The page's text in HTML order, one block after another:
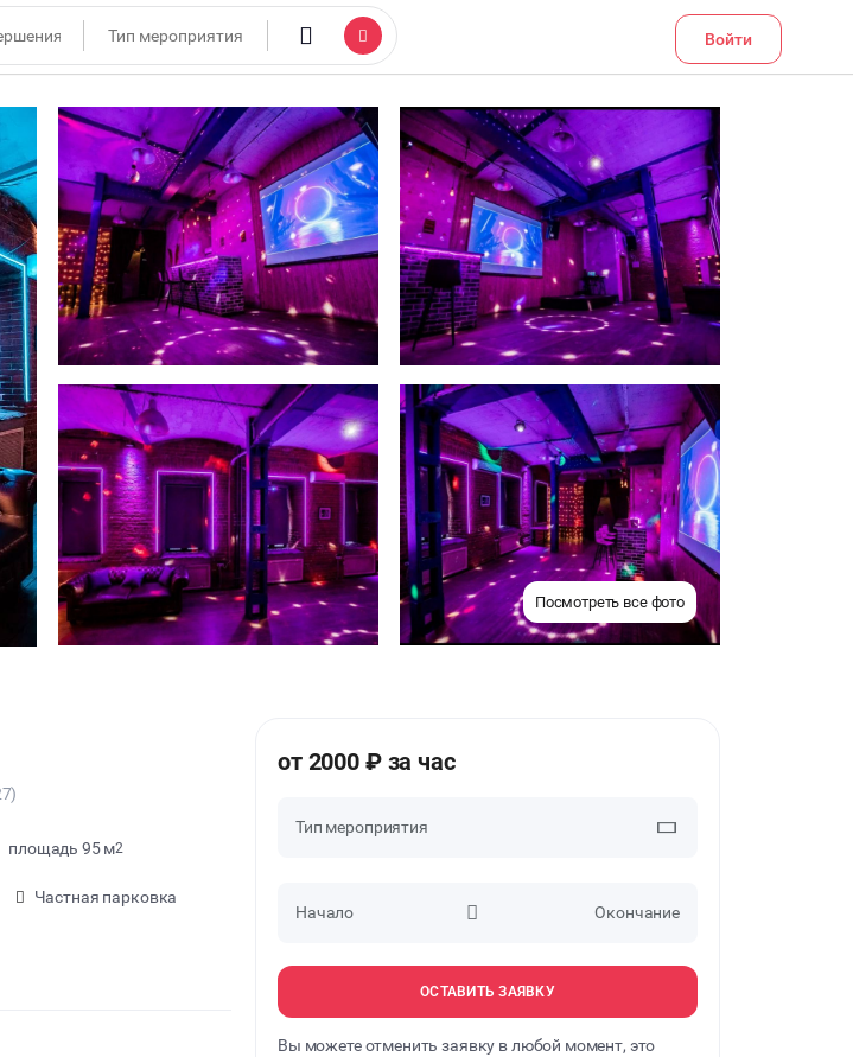
Войти
Посмотреть все фото
площадь 95 м2
Частная парковка
от 2000 ₽ за час
Тип мероприятия
ДЕНЬ РОЖДЕНИЯ
ДЕВИЧНИК
Начало Окончание
ОСТАВИТЬ ЗАЯВКУ
Вы можете отменить заявку в любой момент, это